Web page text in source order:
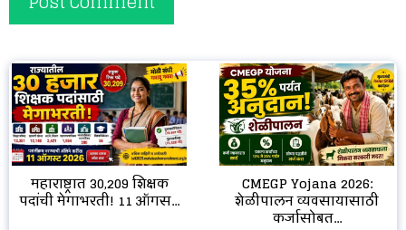
महाराष्ट्रात 30,209 शिक्षक
पदांची मेगाभरती! 11 ऑगस...
CMEGP Yojana 2026:
शेळीपालन व्यवसायासाठी
कर्जासोबत...